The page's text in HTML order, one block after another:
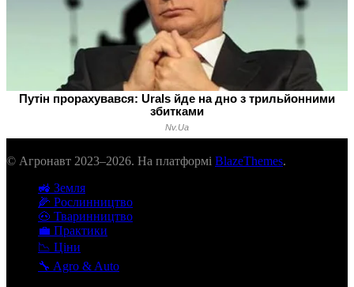
© Агронавт 2023–2026. На платформі BlazeThemes.
🚜 Земля
🌽 Рослинництво
🐽 Тваринництво
💼 Практики
📉 Ціни
🔧 Agro & Auto